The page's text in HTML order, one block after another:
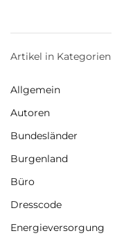
Artikel in Kategorien
Allgemein
Autoren
Bundesländer
Burgenland
Büro
Dresscode
Energieversorgung